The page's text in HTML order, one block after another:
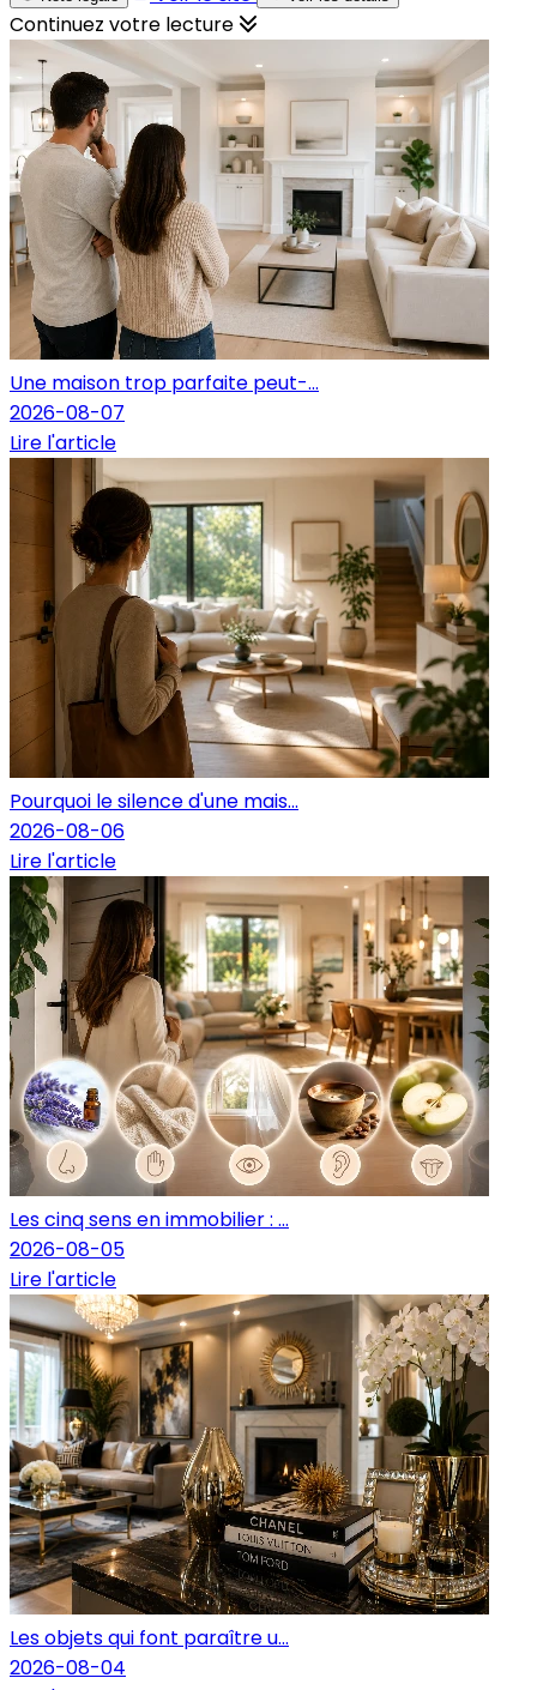
Continuez votre lecture
Une maison trop parfaite peut-...
2026-08-07
Lire l'article
Pourquoi le silence d'une mais...
2026-08-06
Lire l'article
Les cinq sens en immobilier : ...
2026-08-05
Lire l'article
Les objets qui font paraître u...
2026-08-04